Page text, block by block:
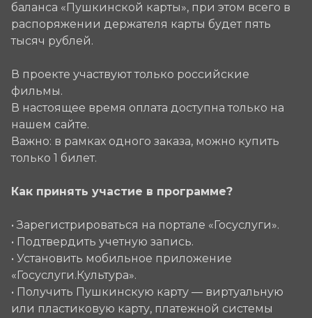
баланса «Пушкинской карты», при этом всего в
распоряжении держателя карты будет пять
тысяч рублей.
В проекте участвуют только российские
фильмы.
В настоящее время оплата доступна только на
нашем сайте.
Важно: в рамках одного заказа, можно купить
только 1 билет.
Как принять участие в программе?
• Зарегистрироваться на портале «Госуслуги».
• Подтвердить учетную запись.
• Установить мобильное приложение
«Госуслуги.Культура».
• Получить Пушкинскую карту — виртуальную
или пластиковую карту, платежной системы